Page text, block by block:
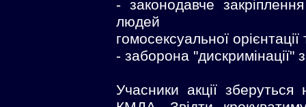
- законодавче
людей
гомосексуальної
- заборона "дискримінації"
Учасники акції